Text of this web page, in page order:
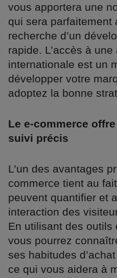
vous apportera une
qui sera parfaitement
recherche d’un
rapide. L’accès à
internationale est un
développer votre
adoptez la bonne
Le e-commerce
suivi précis
L’un des avantages
commerce tient au
peuvent quantifier et
interaction des
En utilisant des outils
vous pourrez
ses habitudes
ce qui vous aidera à